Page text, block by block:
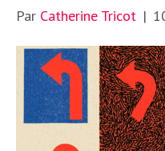
Par Catherine Tricot |